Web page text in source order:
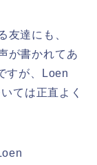
友達にも、
が書かれてあ
すが、Loen
ては正直よく